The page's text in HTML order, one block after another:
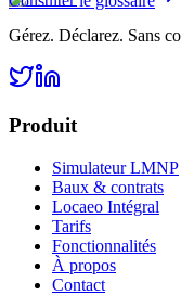
Gérez. Déclarez. Sans
Produit
Simulateur LMNP
Baux & contrats
Locaeo Intégral
Tarifs
Fonctionnalités
À propos
Contact